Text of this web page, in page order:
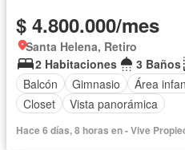
$ 4.800.000/mes
Santa Helena, Retiro
2 Habitaciones
3 Baños
Balcón
Gimnasio Área
Closet
Vista panorámica
Hace 6 días, 8 horas en - Vive